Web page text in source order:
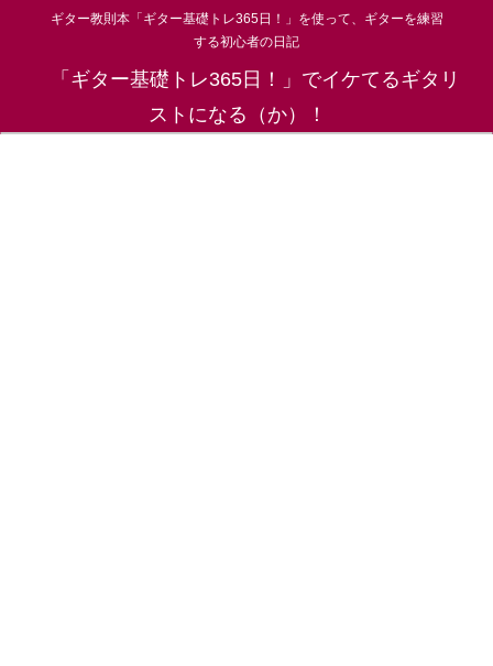
ギター教則本「ギター基礎トレ365日！」を使って、ギターを練習
する初心者の日記
「ギター基礎トレ365日！」でイケてるギタリ
ストになる（か）！